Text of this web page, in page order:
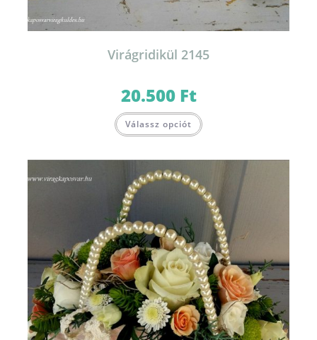
Virágridikül 2145
20.500 Ft
Válassz opciót